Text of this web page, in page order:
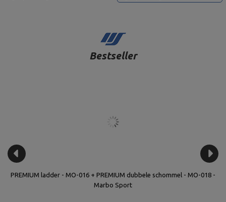
Bestseller
PREMIUM ladder - MO-016 + PREMIUM dubbele schommel - MO-018 -
Marbo Sport